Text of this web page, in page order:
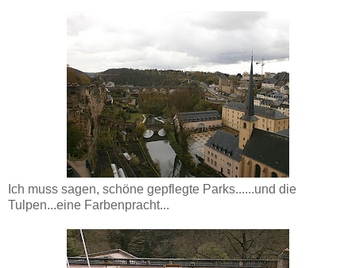
Ich muss sagen, schöne gepflegte Parks......und die
Tulpen...eine Farbenpracht...